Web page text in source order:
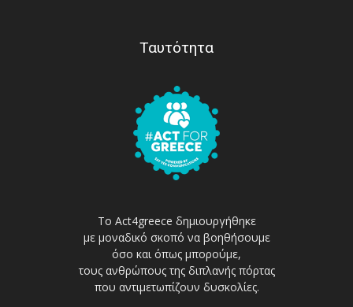
Ταυτότητα
Το Act4greece δημιουργήθηκε
με μοναδικό σκοπό να βοηθήσουμε
όσο και όπως μπορούμε,
τους ανθρώπους της διπλανής πόρτας
που αντιμετωπίζουν δυσκολίες.